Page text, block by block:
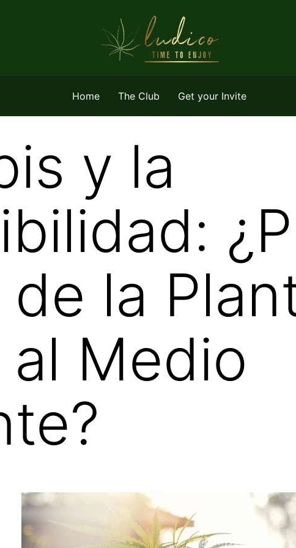
Home The Club Get your Invite
y la
la
Medio